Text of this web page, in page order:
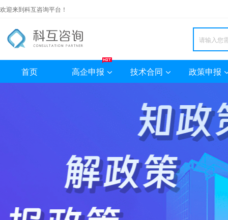
欢迎来到科互咨询平台！
首页 高企申报 技术合同 政策申报